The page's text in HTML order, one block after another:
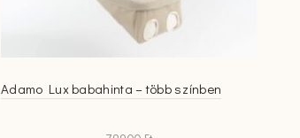
Adamo Lux babahinta – több színben